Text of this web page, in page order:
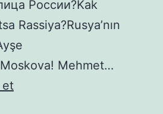
России?Kak
Rassiya?Rusya’nın
Mehmet…
et1.